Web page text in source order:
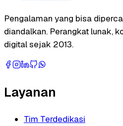
Pengalaman yang bisa
diandalkan. Perangkat lunak,
digital sejak 2013.
Layanan
Tim Terdedikasi